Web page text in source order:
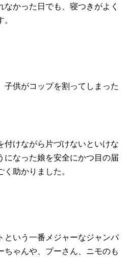
かった日でも、寝つきがよく
子供がコップを割ってしまった
付けながら片づけないといけな
になった娘を安全にかつ目の届
く助かりました。
という一番メジャーなジャンパ
ちゃんや、プーさん、ニモのも